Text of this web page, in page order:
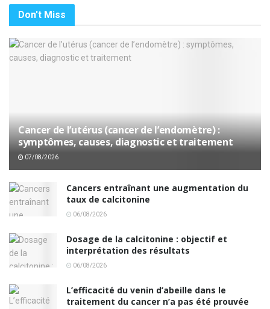
Don't Miss
Cancer de l’utérus (cancer de l’endomètre) :
symptômes, causes, diagnostic et traitement
07/08/2026
Cancers entraînant une augmentation du
taux de calcitonine
06/08/2026
Dosage de la calcitonine : objectif et
interprétation des résultats
06/08/2026
L’efficacité du venin d’abeille dans le
traitement du cancer n’a pas été prouvée